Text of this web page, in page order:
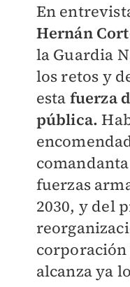
En
Hernán
la Guardia
los retos y
esta fuerza
pública.
fuerzas
2030, y del
alcanza ya